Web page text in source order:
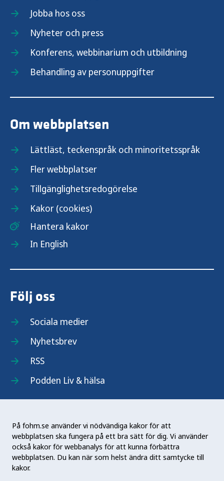
På fohm.se använder vi nödvändiga kakor för att
webbplatsen ska fungera på ett bra sätt för dig. Vi använder
också kakor för webbanalys för att kunna förbättra
webbplatsen. Du kan när som helst ändra ditt samtycke till
kakor.
Jobba hos oss
Nyheter och press
Konferens, webbinarium och utbildning
Behandling av personuppgifter
Om webbplatsen
Lättläst, teckenspråk och minoritetsspråk
Fler webbplatser
Tillgänglighetsredogörelse
Kakor (cookies)
Hantera kakor
In English
Följ oss
Sociala medier
Nyhetsbrev
RSS
Podden Liv & hälsa
Folkhälsomyndigheten (Fohm) är en nationell
kunskapsmyndighet som arbetar för en bättre
folkhälsa. Det gör myndigheten genom att